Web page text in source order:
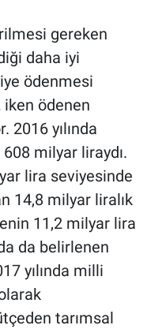
gereken
daha iyi
ödenmesi
ödenen
2016 yılında
milyar liraydı.
lira seviyesinde
14,8 milyar liralık
11,2 milyar lira
da belirlenen
yılında milli
tarımsal